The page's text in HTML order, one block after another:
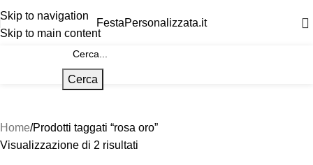
Skip to navigation
Skip to main content
FestaPersonalizzata.it
Cerca
Home Prodotti taggati “rosa oro”
Visualizzazione di 2 risultati